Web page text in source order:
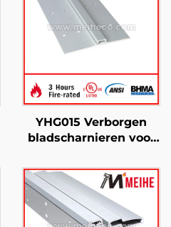
YHG015 Verborgen
bladscharnieren voor
materiaal